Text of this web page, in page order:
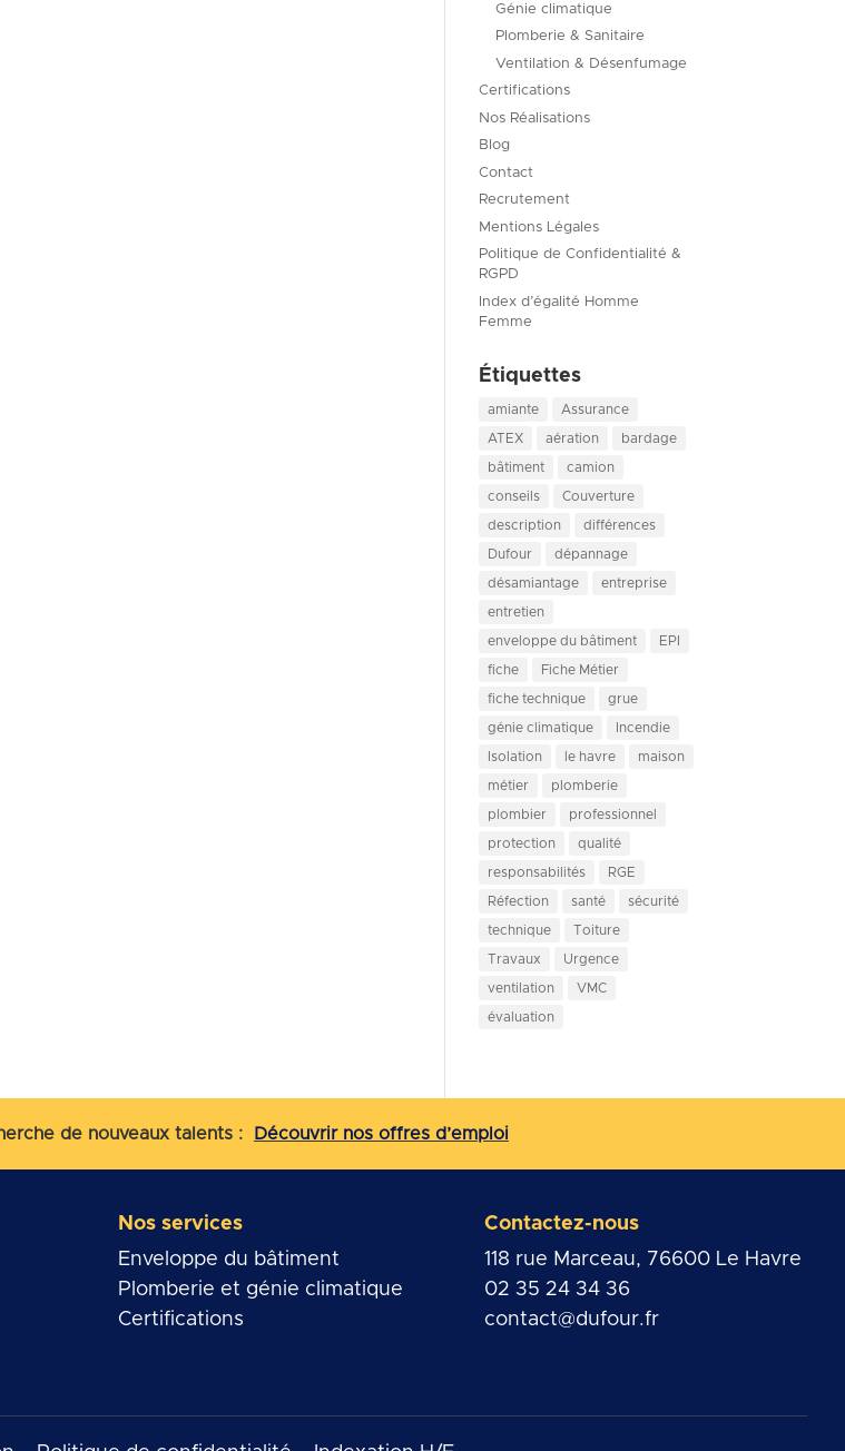
Génie climatique
Plomberie & Sanitaire
Ventilation & Désenfumage
Certifications
Nos Réalisations
Blog
Contact
Recrutement
Mentions Légales
Politique de Confidentialité &
RGPD
Index d’égalité Homme
Femme
Étiquettes
amiante Assurance
ATEX aération bardage
bâtiment camion
conseils Couverture
description différences
Dufour dépannage
désamiantage entreprise
entretien
enveloppe du bâtiment EPI
fiche Fiche Métier
fiche technique grue
génie climatique Incendie
Isolation le havre maison
métier plomberie
plombier professionnel
protection qualité
responsabilités RGE
Réfection santé sécurité
technique Toiture
Travaux Urgence
ventilation VMC
évaluation
de nouveaux talents : Découvrir nos offres d’emploi
Nos services
Enveloppe du bâtiment
Plomberie et génie climatique
Certifications
Contactez-nous
118 rue Marceau, 76600 Le Havre
02 35 24 34 36
contact@dufour.fr